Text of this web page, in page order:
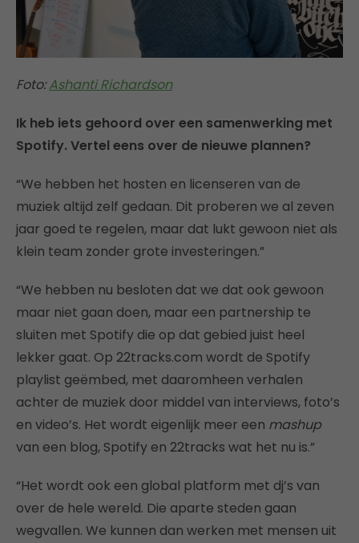
Foto:Ashanti Richardson
Ik heb iets gehoord over een samenwerking met
Spotify. Vertel eens over de nieuwe plannen?
“We hebben het hosten en licenseren van de
muziek altijd zelf gedaan. Dit proberen we al zeven
jaar goed te regelen, maar dat lukt gewoon niet als
klein team zonder grote investeringen.”
“We hebben nu besloten dat we dat ook gewoon
maar niet gaan doen, maar een partnership te
sluiten met Spotify die op dat gebied juist heel
lekker gaat. Op 22tracks.com wordt de Spotify
playlist geëmbed, met daaromheen verhalen
achter de muziek door middel van interviews, foto’s
en video’s. Het wordt eigenlijk meer een mashup
van een blog, Spotify en 22tracks wat het nu is.”
“Het wordt ook een global platform met dj’s van
over de hele wereld. Die aparte steden gaan
wegvallen. We kunnen dan werken met mensen uit